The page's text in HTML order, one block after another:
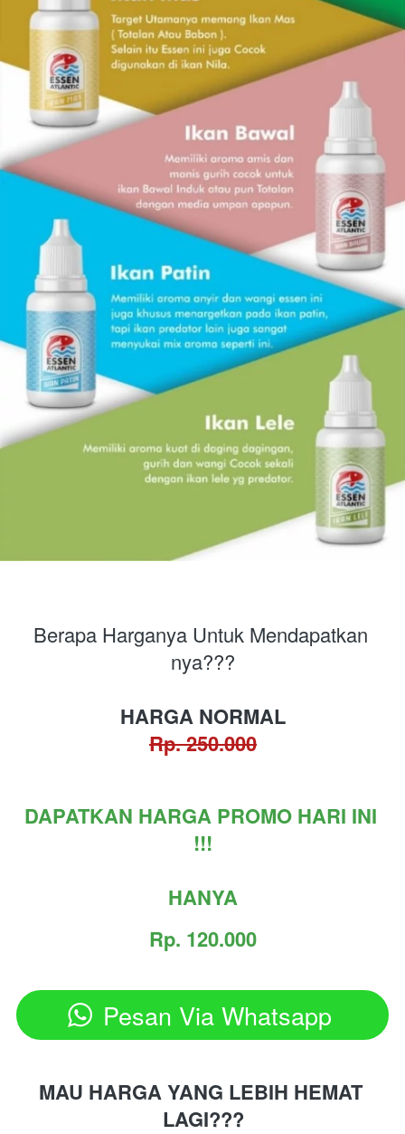
Berapa Harganya Untuk Mendapatkan
nya???
HARGA NORMAL
Rp. 250.000
DAPATKAN HARGA PROMO HARI INI
!!!
HANYA
Rp. 120.000
` Pesan Via Whatsapp
MAU HARGA YANG LEBIH HEMAT
LAGI???